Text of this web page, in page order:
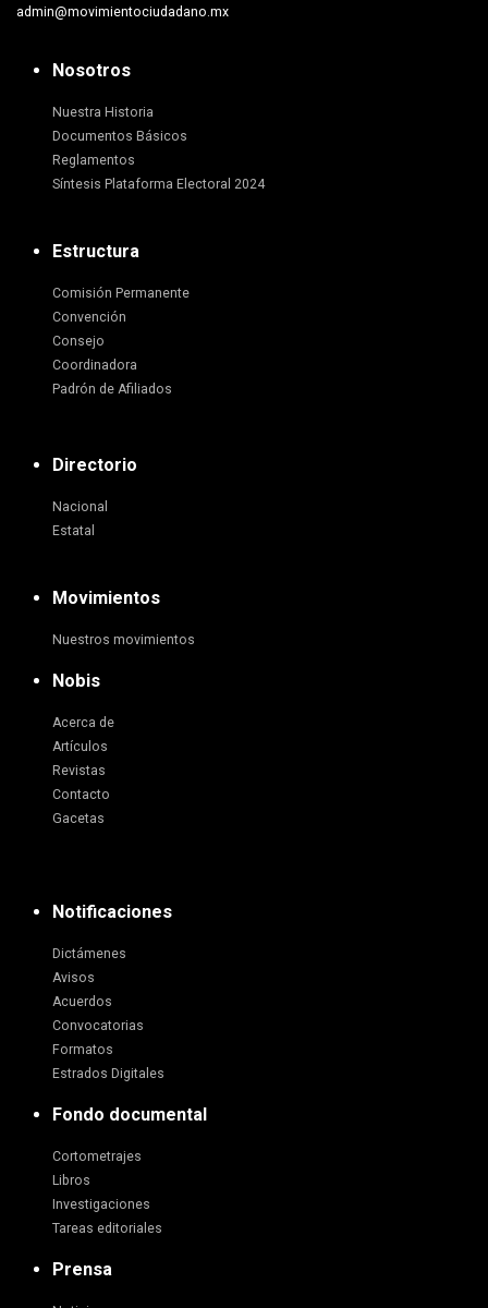
admin@movimientociudadano.mx
Nosotros
Nuestra Historia
Documentos Básicos
Reglamentos
Síntesis Plataforma Electoral 2024
Estructura
Comisión Permanente
Convención
Consejo
Coordinadora
Padrón de Afiliados
Directorio
Nacional
Estatal
Movimientos
Nuestros movimientos
Nobis
Acerca de
Artículos
Revistas
Contacto
Gacetas
Notificaciones
Dictámenes
Avisos
Acuerdos
Convocatorias
Formatos
Estrados Digitales
Fondo documental
Cortometrajes
Libros
Investigaciones
Tareas editoriales
Prensa